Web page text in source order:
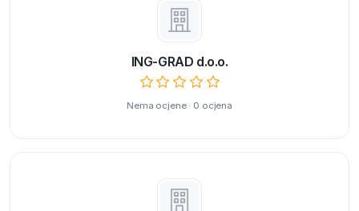
ING-GRAD d.o.o.
Nema ocjene · 0 ocjena